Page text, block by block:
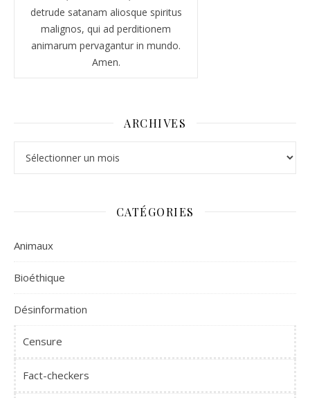
detrude satanam aliosque spiritus
malignos, qui ad perditionem
animarum pervagantur in mundo.
Amen.
ARCHIVES
CATÉGORIES
Animaux
Bioéthique
Désinformation
Censure
Fact-checkers